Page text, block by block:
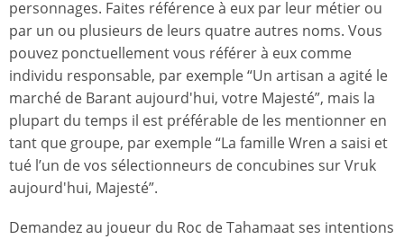
personnages. Faites référence à eux par leur métier ou
par un ou plusieurs de leurs quatre autres noms. Vous
pouvez ponctuellement vous référer à eux comme
individu responsable, par exemple “Un artisan a agité le
marché de Barant aujourd'hui, votre Majesté”, mais la
plupart du temps il est préférable de les mentionner en
tant que groupe, par exemple “La famille Wren a saisi et
tué l’un de vos sélectionneurs de concubines sur Vruk
aujourd'hui, Majesté”.
Demandez au joueur du Roc de Tahamaat ses intentions